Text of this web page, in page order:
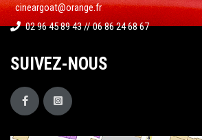
cineargoat@orange.fr
02 96 45 89 43 // 06 86 24 68 67
SUIVEZ-NOUS